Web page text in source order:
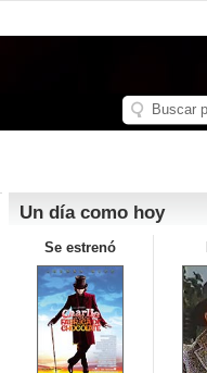
Un día como hoy
Se estrenó